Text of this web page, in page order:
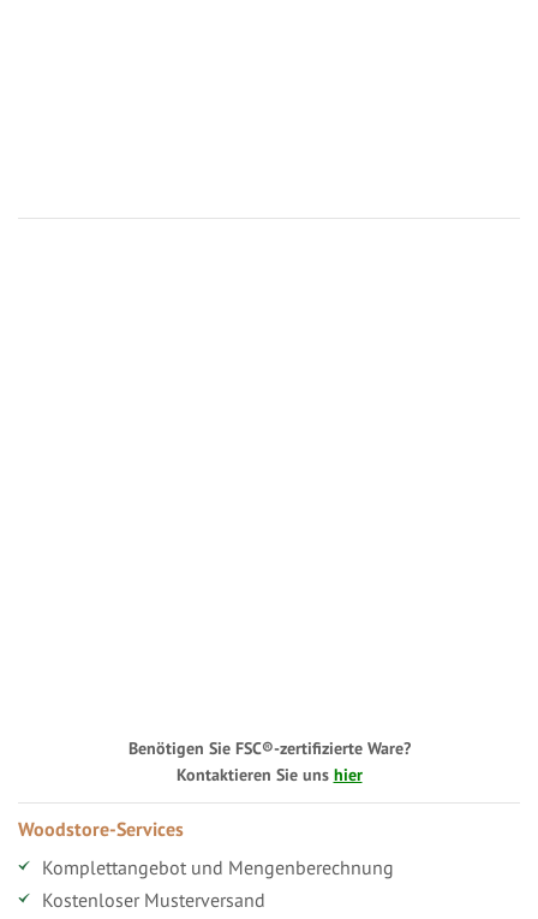
Benötigen Sie FSC®-zertifizierte Ware?
Kontaktieren Sie uns hier
Woodstore-Services
Komplettangebot und Mengenberechnung
Kostenloser Musterversand